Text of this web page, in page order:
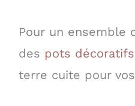
Pour un ensemble
des pots
terre cuite pour